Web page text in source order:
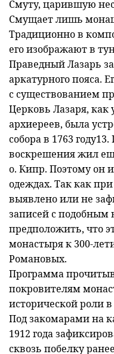
Смуту, царившую
Смущает лишь
Традиционно в
его изображают в
Праведный Лазарь
аркатурного пояса.
с существованием
Церковь Лазаря,
архиереев, была
собора в 1763
воскрешения жил
о. Кипр. Поэтому он
одеждах. Так как
выявлено или не
записей с подобным
предположить, что
монастыря к 300-
Романовых.
Программа
покровителям
исторической роли в
Под закомарами на
1912 года
сквозь побелку